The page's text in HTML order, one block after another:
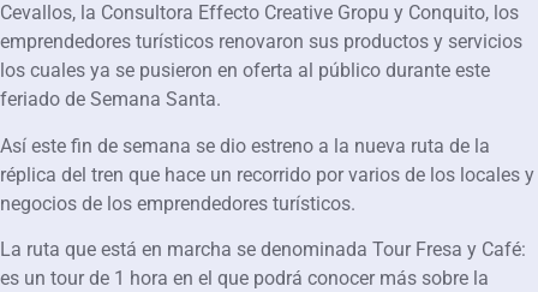
Cevallos, la Consultora Effecto Creative Gropu y Conquito, los
emprendedores turísticos renovaron sus productos y servicios
los cuales ya se pusieron en oferta al público durante este
feriado de Semana Santa.
Así este fin de semana se dio estreno a la nueva ruta de la
réplica del tren que hace un recorrido por varios de los locales y
negocios de los emprendedores turísticos.
La ruta que está en marcha se denominada Tour Fresa y Café:
es un tour de 1 hora en el que podrá conocer más sobre la